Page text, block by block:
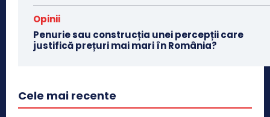
Opinii
Penurie sau construcția unei percepții care
justifică prețuri mai mari în România?
Cele mai recente